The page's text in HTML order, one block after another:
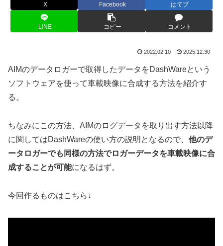
X Facebook はてブ
LINE コピー コメント
2022.02.10 2025.12.30
AIMのデータロガーで取得したデータをDashWareという
ソフトウェアを使って車載映像に合成する方法を紹介す
る。
ちなみにこの方法、AIMのログデータを取り出す方法以降
に関してはDashWareの使い方の説明となるので、 他のデ
ータロガーでも同様の方法でロガーデータを車載映像に合
成することが可能になるはず。
今回作るものはこちら↓